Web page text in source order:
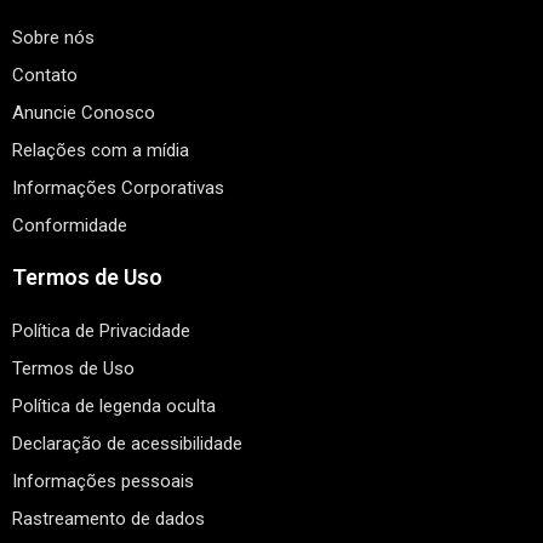
Sobre nós
Contato
Anuncie Conosco
Relações com a mídia
Informações Corporativas
Conformidade
Termos de Uso
Política de Privacidade
Termos de Uso
Política de legenda oculta
Declaração de acessibilidade
Informações pessoais
Rastreamento de dados